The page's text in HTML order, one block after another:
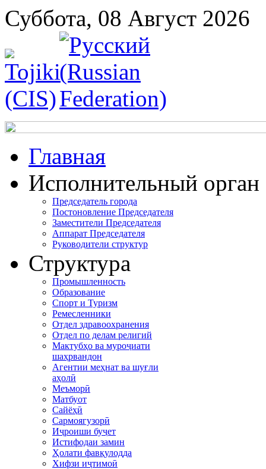
Суббота, 08 Август 2026
Главная
Исполнительный орган
Председатель города
Постоновление Председателя
Заместители Председателя
Аппарат Председателя
Руководители структур
Структура
Промышленность
Образование
Спорт и Туризм
Ремесленники
Отдел здравоохранения
Отдел по делам религий
Мактубҳо ва муроҷиати
шаҳрвандон
Агентии меҳнат ва шуғли
аҳолӣ
Меъморӣ
Матбуот
Сайёҳӣ
Сармоягузорӣ
Иҷроиши буҷет
Истифодаи замин
Ҳолати фавқулодда
Хифзи иҷтимоӣ